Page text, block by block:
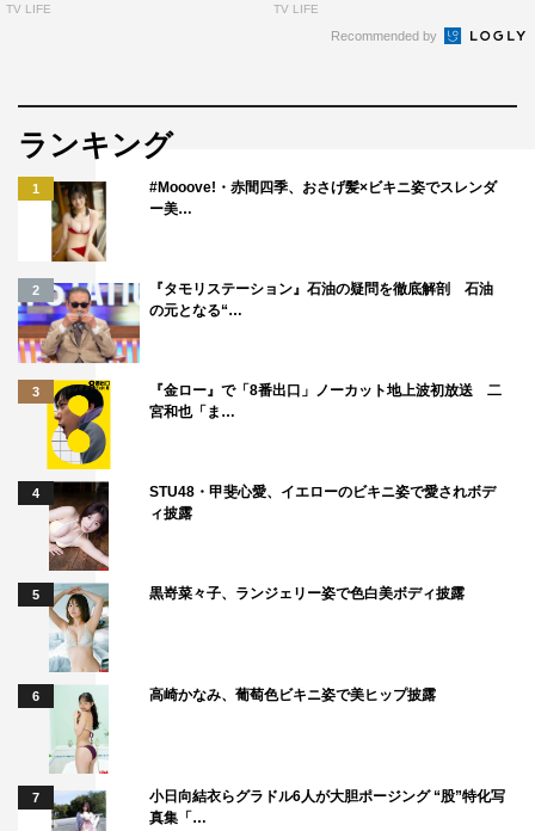
BOMB7月号
特別定価：本体998円＋税
発売日：2020年6月9日（火）
発行所：（株）学研プラス
＜BOMB7月号 ネット書店での購入はコチラ＞
Amazon：https://www.amazon.co.jp/dp/B0892DTB71/
セブンネット：https://7net.omni7.jp/detail/1219559889
楽天：
https://books.rakuten.co.jp/rb/16345203/
HMVローソン：
https://www.hmv.co.jp/product/detail/10936113
＜沢口愛華 プロフィール＞
2003年2月24日生まれ。愛知県出身。身長154cm。B88･
TV LIFE TV LIFE
Recommended by
ランキング
1
#Mooove!・赤間四季、おさげ髪×ビキニ姿でスレンダ
ー美…
2
『タモリステーション』石油の疑問を徹底解剖 石油
の元となる“…
3
『金ロー』で「8番出口」ノーカット地上波初放送 二
宮和也「ま…
4
STU48・甲斐心愛、イエローのビキニ姿で愛されボデ
ィ披露
5 黒嵜菜々子、ランジェリー姿で色白美ボディ披露
6 高崎かなみ、葡萄色ビキニ姿で美ヒップ披露
7
小日向結衣らグラドル6人が大胆ポージング “股”特化写
真集「…